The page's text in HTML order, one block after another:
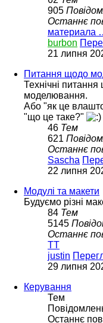
905
Останнє
материала
burbon
21 липня
Питання щодо
Технічні
моделювання.
Або "як це
"що це таке?"
46 Тем
621
Останнє
Sascha
22 липня
Модулі та макети
Будуємо різні
84 Тем
5145
Останнє
ТТ
justin
29 липня
Керування
Тем
Останнє